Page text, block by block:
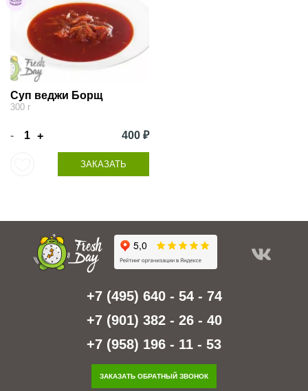
Суп веджи Борщ
300 г
- + 400 ₽
ЗАКАЗАТЬ
+7 (495) 640 - 54 - 74
+7 (901) 382 - 26 - 40
+7 (958) 196 - 11 - 53
ЗАКАЗАТЬ ОБРАТНЫЙ ЗВОНОК